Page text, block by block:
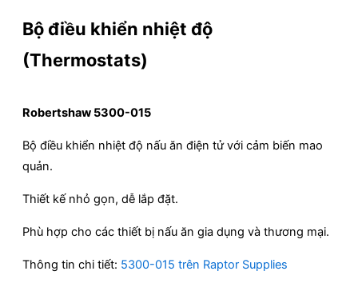
Bộ điều khiển nhiệt độ
(Thermostats)
Robertshaw 5300-015
Bộ điều khiển nhiệt độ nấu ăn điện tử với cảm biến mao
quản.
Thiết kế nhỏ gọn, dễ lắp đặt.
Phù hợp cho các thiết bị nấu ăn gia dụng và thương mại.
Thông tin chi tiết: 5300-015 trên Raptor Supplies